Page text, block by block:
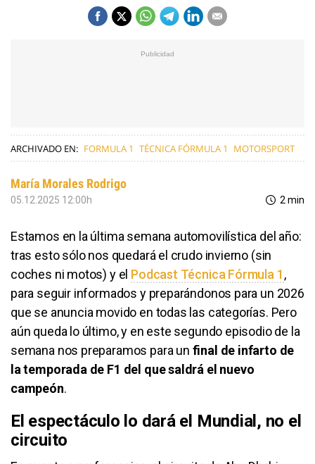
ARCHIVADO EN: FORMULA 1 TÉCNICA FÓRMULA 1 MOTORSPORT
María Morales Rodrigo
05.12.2025 12:00h 2 min
Estamos en la última semana automovilística del año:
tras esto sólo nos quedará el crudo invierno (sin
coches ni motos) y el Podcast Técnica Fórmula 1,
para seguir informados y preparándonos para un 2026
que se anuncia movido en todas las categorías. Pero
aún queda lo último, y en este segundo episodio de la
semana nos preparamos para un final de infarto de
la temporada de F1 del que saldrá el nuevo
campeón.
El espectáculo lo dará el Mundial, no el
circuito